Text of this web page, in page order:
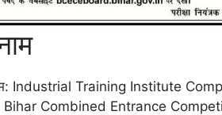
नाम: Industrial Training Institute
Bihar Combined Entrance